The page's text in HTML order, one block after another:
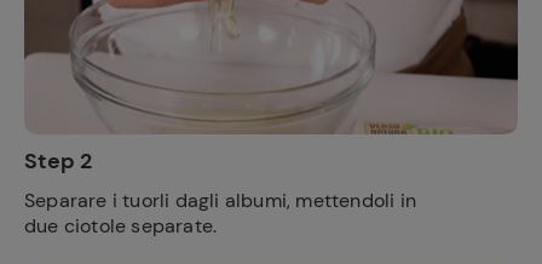
Step 2
Separare i tuorli dagli albumi, mettendoli in
due ciotole separate.